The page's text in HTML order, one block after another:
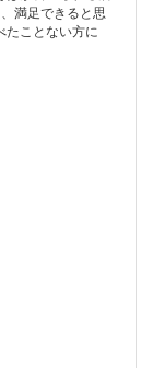
満足できると思
たことない方に